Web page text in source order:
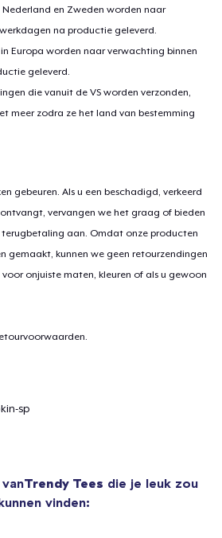
Nederland en Zweden worden naar
na productie geleverd.
Europa worden naar verwachting binnen
geleverd.
die vanuit de VS worden verzonden,
meer zodra ze het land van bestemming
gebeuren. Als u een beschadigd, verkeerd
vervangen we het graag of bieden
terugbetaling aan. Omdat onze producten
gemaakt, kunnen we geen retourzendingen
onjuiste maten, kleuren of als u gewoon
sp
Trendy Tees die je leuk zou
vinden: